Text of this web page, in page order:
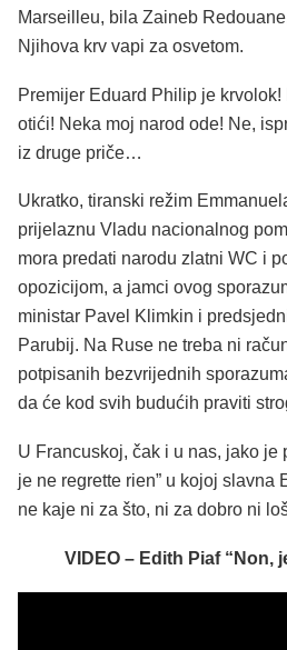
Marseilleu, bila Zaineb
Njihova krv vapi za osvetom.
Premijer Eduard Philip je
otići! Neka moj narod ode! Ne,
iz druge priče…
Ukratko, tiranski režim
prijelaznu Vladu nacionalnog
mora predati narodu zlatni WC i
opozicijom, a jamci ovog
ministar Pavel Klimkin i
Parubij. Na Ruse ne treba ni
potpisanih bezvrijednih
da će kod svih budućih praviti
U Francuskoj, čak i u nas, jako je
je ne regrette rien” u kojoj slavna
ne kaje ni za što, ni za dobro ni
VIDEO – Edith Piaf “Non,